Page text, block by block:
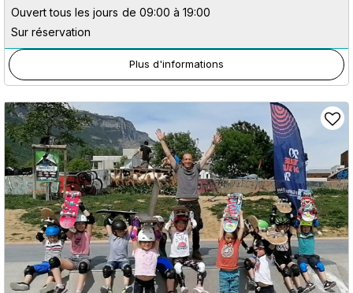
Ouvert tous les jours de 09:00 à 19:00
Sur réservation
Plus d'informations